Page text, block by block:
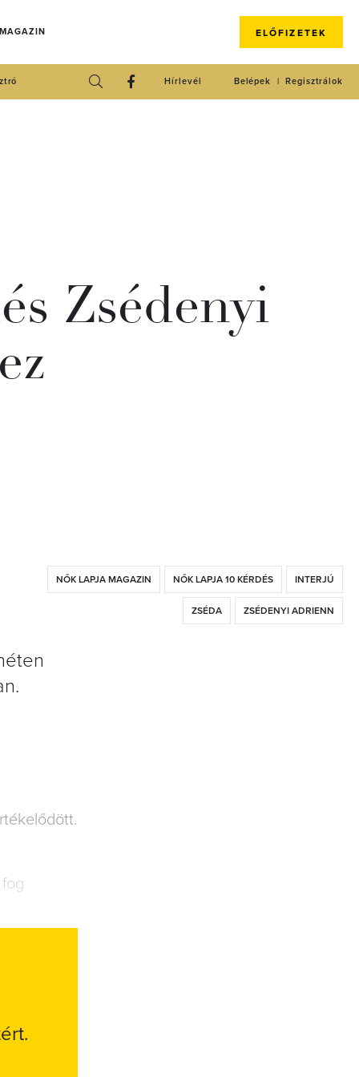
ELŐFIZETEK
Regisztrálok
Belépek
Hírlevél
Zsédenyi
NŐK LAPJA MAGAZIN NŐK LAPJA 10 KÉRDÉS INTERJÚ
ZSÉDA ZSÉDENYI ADRIENN